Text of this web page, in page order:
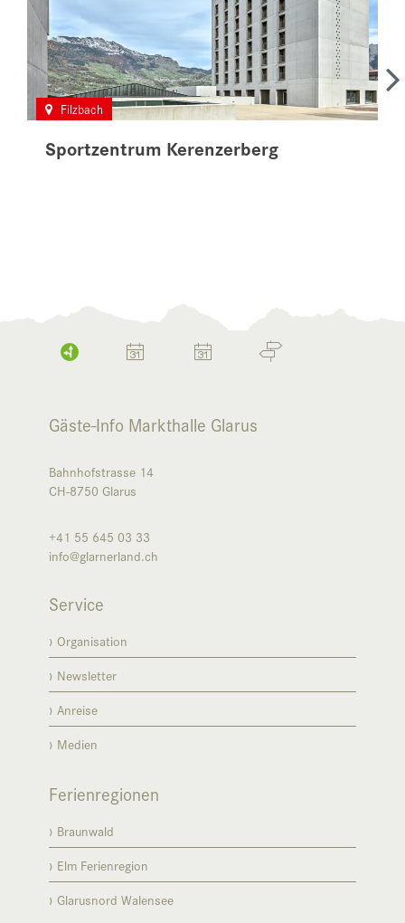
Sportzentrum Kerenzerberg
Filzbach
Gäste-Info Markthalle Glarus
Bahnhofstrasse 14
CH-8750 Glarus
+41 55 645 03 33
info@glarnerland.ch
Service
Organisation
Newsletter
Anreise
Medien
Ferienregionen
Braunwald
Elm Ferienregion
Glarusnord Walensee